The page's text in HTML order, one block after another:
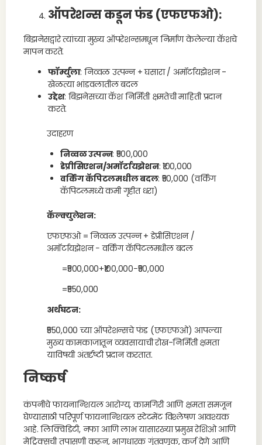
ऑपरेशन्स कडून फंड (एफएफओ):
बिझनेसद्वारे त्यांच्या मुख्य ऑपरेशन्समधून निर्माण केलेल्या कॅशचे
मापन करते.
फॉर्म्युला: निव्वळ उत्पन्न + घसारा / अमॉर्टायझेशन -
खेळत्या भांडवलातील बदल
उद्देश: बिझनेसच्या कॅश निर्मिती क्षमतेची माहिती प्रदान
करते.
उदाहरण
निव्वळ उत्पन्न: ₹500,000
डेप्रीसिएशन/अमॉर्टायझेशन: ₹100,000
वर्किंग कॅपिटलमधील बदल: ₹50,000 (वर्किंग
कॅपिटलमध्ये कमी गृहीत धरा)
कॅल्क्युलेशन:
एफएफओ = निव्वळ उत्पन्न + डेप्रीसिएशन /
अमॉर्टायझेशन − वर्किंग कॅपिटलमधील बदल
=₹500,000+₹100,000−₹50,000
=₹550,000
अर्थघटन:
₹550,000 च्या ऑपरेशन्सचे फंड (एफएफओ) आपल्या
मुख्य कामकाजातून व्यवसायाची रोख-निर्मिती क्षमता
याविषयी अंतर्दृष्टी प्रदान करतात.
निष्कर्ष
कंपनीचे फायनान्शियल आरोग्य, कामगिरी आणि क्षमता समजून
घेण्यासाठी परिपूर्ण फायनान्शियल स्टेटमेंट विश्लेषण आवश्यक
आहे. लिक्विडिटी, नफा आणि लाभ यासारख्या प्रमुख रेशिओ आणि
मेट्रिक्सची तपासणी करून, भागधारक गुंतवणूक, कर्ज देणे आणि